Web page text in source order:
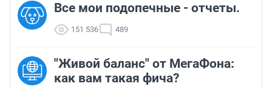
Все мои подопечные - отчеты.
151 536 489
"Живой баланс" от МегаФона:
как вам такая фича?